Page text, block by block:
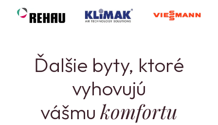
Ďalšie byty, ktoré
vyhovujú
vášmukomfortu